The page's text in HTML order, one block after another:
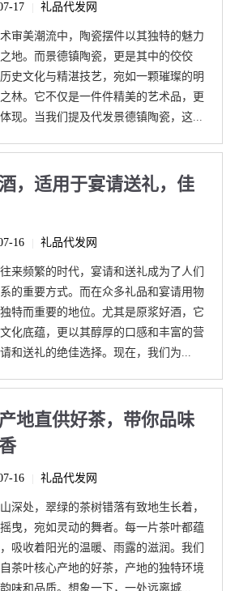
17 礼品代发网
审美潮流中，陶瓷摆件以其独特的魅力
地。而景德镇陶瓷，更是其中的佼佼
史文化与精湛技艺，宛如一颗璀璨的明
林。它不仅是一件件精美的艺术品，更
现。当我们提及代发景德镇陶瓷，这...
，适用于宴请送礼，佳
16 礼品代发网
来频繁的时代，宴请和送礼成为了人们
的重要方式。而在众多礼品和宴请用物
特而重要的地位。尤其是原浆好酒，它
化底蕴，更以其醇厚的口感和丰富的营
和送礼的绝佳选择。现在，我们为...
地直供好茶，带你品味
16 礼品代发网
深处，翠绿的茶树错落有致地生长着，
曳，宛如灵动的舞者。每一片茶叶都蕴
吸收着阳光的温暖、雨露的滋润。我们
茶叶核心产地的好茶，产地的独特环境
味和品质。想象一下，一处远离城...